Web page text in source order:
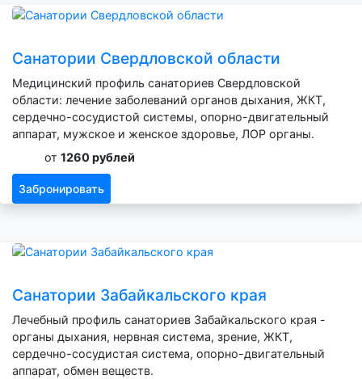
Санатории Свердловской области
Медицинский профиль санаториев Свердловской
области: лечение заболеваний органов дыхания, ЖКТ,
сердечно-сосудистой системы, опорно-двигательный
аппарат, мужское и женское здоровье, ЛОР органы.
от 1260 рублей
Забронировать
Санатории Забайкальского края
Лечебный профиль санаториев Забайкальского края -
органы дыхания, нервная система, зрение, ЖКТ,
сердечно-сосудистая система, опорно-двигательный
аппарат, обмен веществ.